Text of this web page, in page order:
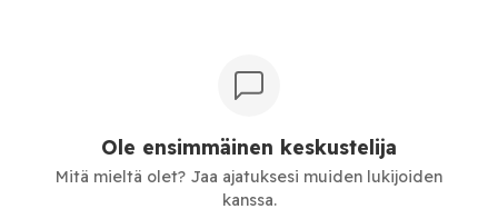
Ole ensimmäinen keskustelija
Mitä mieltä olet? Jaa ajatuksesi muiden lukijoiden
kanssa.